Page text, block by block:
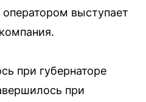
оператором выступает
при губернаторе
при